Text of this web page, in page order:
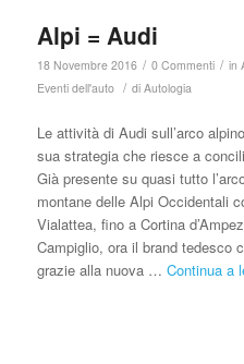
Alpi = Audi
18 Novembre 2016 / 0 Commenti / in
Eventi dell'auto / di Autologia
Le attività di Audi sull’arco
sua strategia che riesce a
Già presente su quasi tutto
montane delle Alpi Occidentali
Vialattea, fino a Cortina
Campiglio, ora il brand tedesco
grazie alla nuova … Continua a